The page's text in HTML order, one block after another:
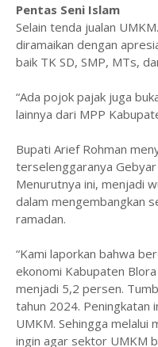
Pentas Seni Islam
Selain tenda jualan
diramaikan dengan
baik TK SD, SMP, MTs,
“Ada pojok pajak juga
lainnya dari MPP
Bupati Arief Rohman
terselenggaranya
Menurutnya ini, menjadi
dalam mengembangkan
ramadan.
“Kami laporkan bahwa
ekonomi Kabupaten
menjadi 5,2 persen.
tahun 2024. Peningkatan
UMKM. Sehingga melalui
ingin agar sektor UMKM